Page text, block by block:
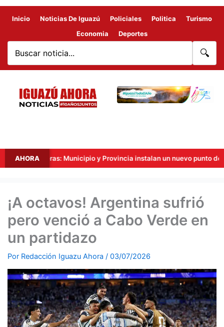
Inicio Noticias De Iguazú Policiales Politica
Turismo
Economia
Deportes
🔍
AHORAMunicipio y Provincia instalan un nuevo punto de
¡A octavos! Argentina sufrió
pero venció a Cabo Verde en
un partidazo
Por Redacción Iguazu Ahora / 03/07/2026